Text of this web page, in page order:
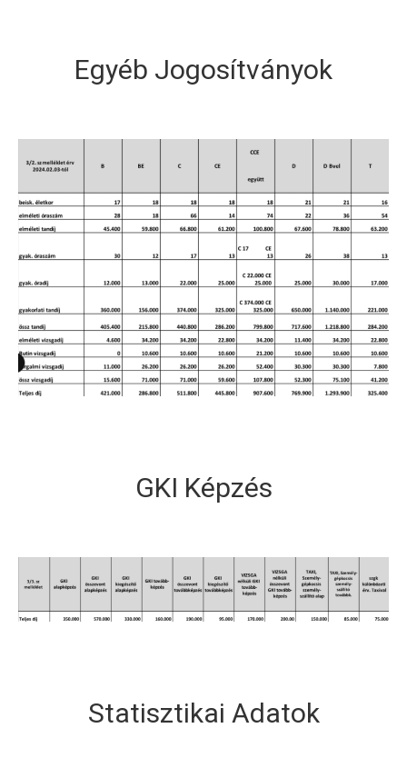
Egyéb Jogosítványok
GKI Képzés
Statisztikai Adatok